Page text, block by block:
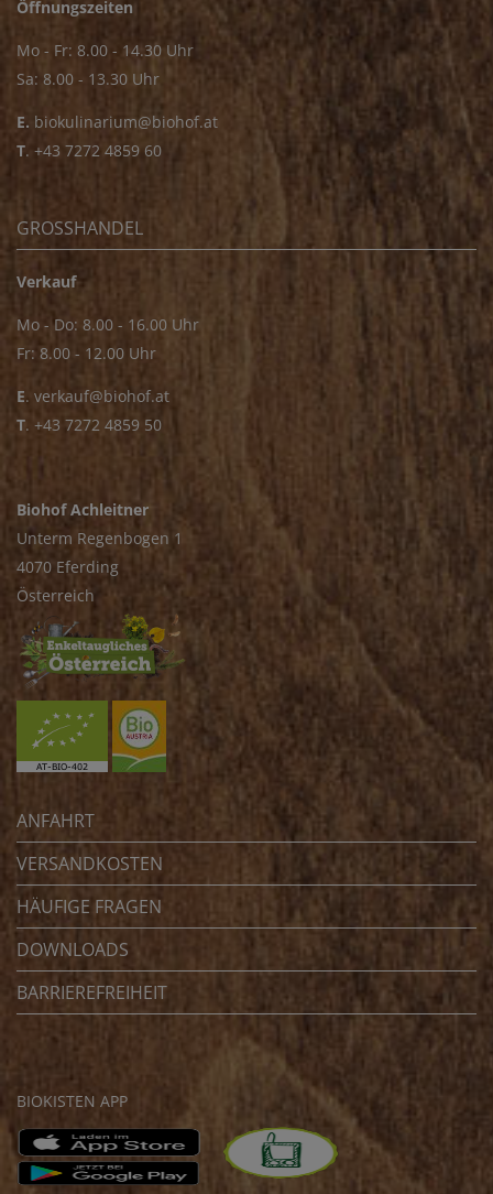
Öffnungszeiten
Mo - Fr: 8.00 - 14.30 Uhr
Sa: 8.00 - 13.30 Uhr
E. biokulinarium@biohof.at
T. +43 7272 4859 60
GROSSHANDEL
Verkauf
Mo - Do: 8.00 - 16.00 Uhr
Fr: 8.00 - 12.00 Uhr
E. verkauf@biohof.at
T. +43 7272 4859 50
Biohof Achleitner
Unterm Regenbogen 1
4070 Eferding
Österreich
ANFAHRT
VERSANDKOSTEN
HÄUFIGE FRAGEN
DOWNLOADS
BARRIEREFREIHEIT
BIOKISTEN APP